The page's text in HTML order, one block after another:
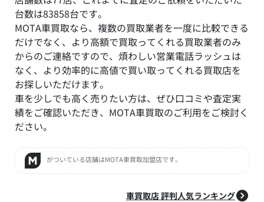
台数は83858台です。
MOTA車買取なら、複数の買取業者を一度に比較できる
だけでなく、より高額で買取ってくれる買取業者のみ
からのご連絡ですので、煩わしい営業電話ラッシュは
なく、より効率的に高値で買い取ってくれる買取店を
お探しいただけます。
車を少しでも高く売りたい方は、ぜひ口コミや査定実
績をご確認いただき、MOTA車買取のご利用をご検討く
ださい。
がついている店舗はMOTA車買取加盟店です。
車買取店 評判人気ランキング